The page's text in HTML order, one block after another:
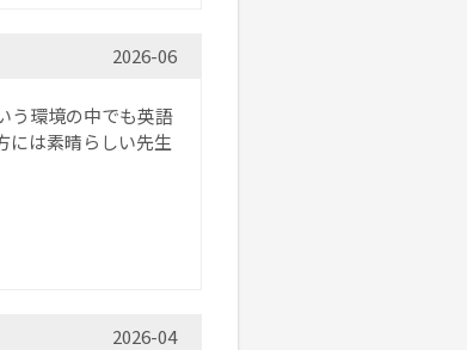
2026-06
う環境の中でも英語
には素晴らしい先生
2026-04